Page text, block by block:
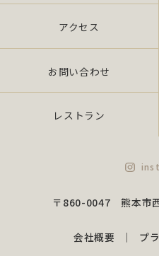
アクセス
お問い合わせ
レストラン
会社概要 プ
〒860-0047 熊本市